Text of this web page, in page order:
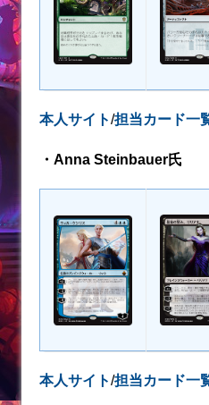
本人サイト/担当カード一
・Anna Steinbauer氏
本人サイト/担当カード一